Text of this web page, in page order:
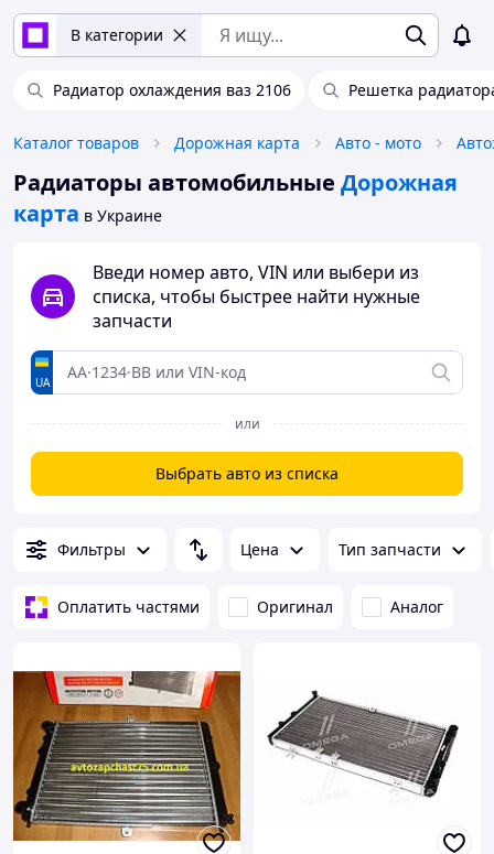
В категории
Радиатор охлаждения ваз 2106 Решетка
Каталог товаров Дорожная карта Авто - мото
Радиаторы автомобильные Дорожная
карта в Украине
Введи номер авто, VIN или выбери из
списка, чтобы быстрее найти нужные
запчасти
UA
или
Выбрать авто из списка
Фильтры Цена Тип запчасти
Оплатить частями Оригинал Аналог